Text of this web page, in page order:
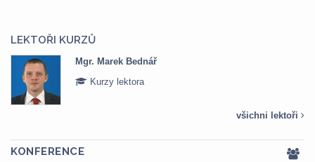
LEKTOŘI KURZŮ
Mgr. Marek Bednář
Kurzy lektora
všichni lektoři
KONFERENCE